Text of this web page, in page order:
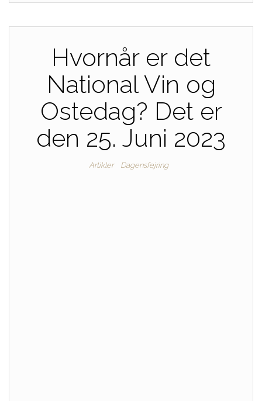
Hvornår er det
National Vin og
Ostedag? Det er
den 25. Juni 2023
Artikler Dagensfejring